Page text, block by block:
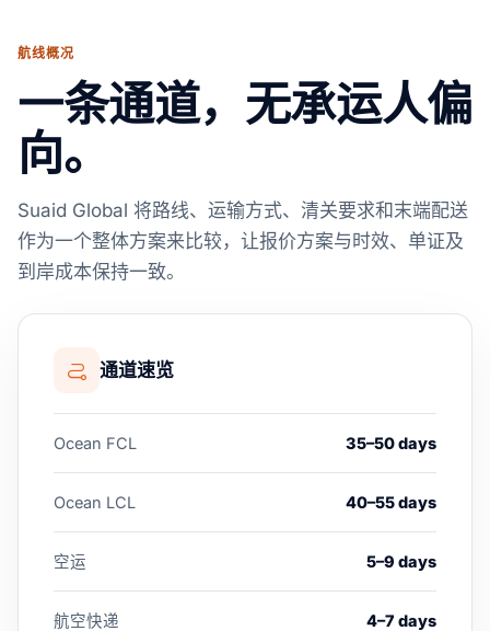
航线概况
一条通道，无承运人偏
向。
Suaid Global 将路线、运输方式、清关要求和末端配送
作为一个整体方案来比较，让报价方案与时效、单证及
到岸成本保持一致。
通道速览
Ocean FCL 35–50 days
Ocean LCL 40–55 days
空运 5–9 days
航空快递 4–7 days